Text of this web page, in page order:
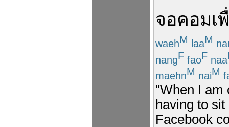
จอคอมเ
waehM laaM
nangF faoF naa
maehnM naiM
"When I am
having to
Facebook